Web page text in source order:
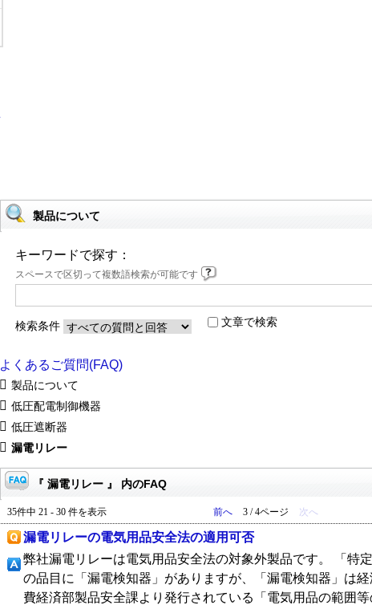
製品について
キーワードで探す：
スペースで区切って複数語検索が可能です
検索条件 文章で検索
よくあるご質問(FAQ)
製品について
低圧配電制御機器
低圧遮断器
漏電リレー
『 漏電リレー 』 内のFAQ
35件中 21 - 30 件を表示 前へ 3 / 4ページ 次へ
漏電リレーの電気用品安全法の適用可否
弊社漏電リレーは電気用品安全法の対象外製品です。 「特
の品目に「漏電検知器」がありますが、「漏電検知器」は
費経済部製品安全課より発行されている「電気用品の範囲